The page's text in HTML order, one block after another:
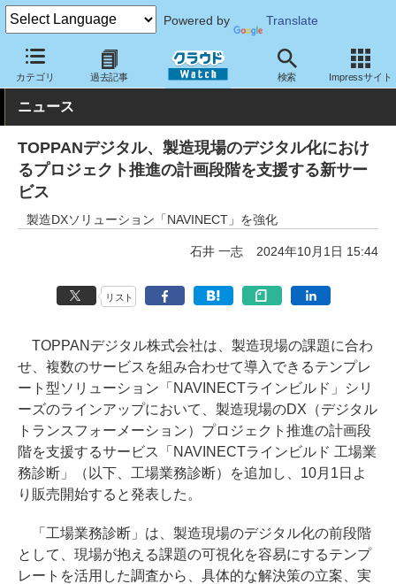
Powered by Translate
カテゴリ 過去記事 検索 Impressサイト
クラウド Watch サービス・ソフト サービス 分析
ニュース
TOPPANデジタル、製造現場のデジタル化におけ
るプロジェクト推進の計画段階を支援する新サー
ビス
製造DXソリューション「NAVINECT」を強化
石井 一志 2024年10月1日 15:44
リスト
TOPPANデジタル株式会社は、製造現場の課題に合わ
せ、複数のサービスを組み合わせて導入できるテンプレ
ート型ソリューション「NAVINECTラインビルド」シリ
ーズのラインアップにおいて、製造現場のDX（デジタル
トランスフォーメーション）プロジェクト推進の計画段
階を支援するサービス「NAVINECTラインビルド 工場業
務診断」（以下、工場業務診断）を追加し、10月1日よ
り販売開始すると発表した。
「工場業務診断」は、製造現場のデジタル化の前段階
として、現場が抱える課題の可視化を容易にするテンプ
レートを活用した調査から、具体的な解決策の立案、実